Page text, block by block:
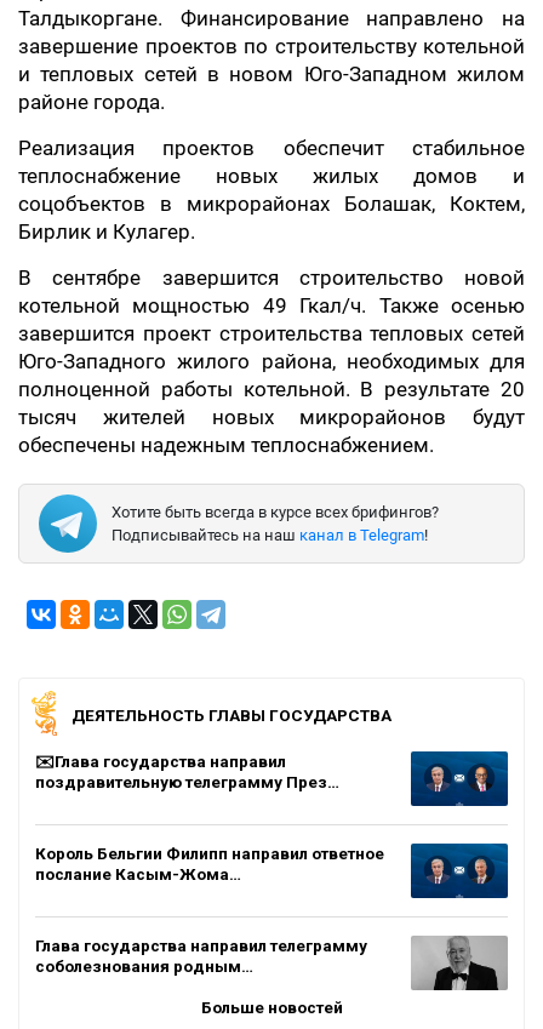
Талдыкоргане. Финансирование направлено на
завершение проектов по строительству котельной
и тепловых сетей в новом Юго-Западном жилом
районе города.
Реализация проектов обеспечит стабильное
теплоснабжение новых жилых домов и
соцобъектов в микрорайонах Болашак, Коктем,
Бирлик и Кулагер.
В сентябре завершится строительство новой
котельной мощностью 49 Гкал/ч. Также осенью
завершится проект строительства тепловых сетей
Юго-Западного жилого района, необходимых для
полноценной работы котельной. В результате 20
тысяч жителей новых микрорайонов будут
обеспечены надежным теплоснабжением.
Хотите быть всегда в курсе всех брифингов?
Подписывайтесь на наш канал в Telegram!
ДЕЯТЕЛЬНОСТЬ ГЛАВЫ ГОСУДАРСТВА
✉️Глава государства направил
поздравительную телеграмму През…
Король Бельгии Филипп направил ответное
послание Касым-Жома…
Глава государства направил телеграмму
соболезнования родным…
Больше новостей